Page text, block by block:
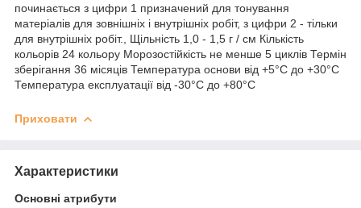
починається з цифри 1 призначений для тонування
матеріалів для зовнішніх і внутрішніх робіт, з цифри 2 - тільки
для внутрішніх робіт., Щільність 1,0 - 1,5 г / см Кількість
кольорів 24 кольору Морозостійкість не менше 5 циклів Термін
зберігання 36 місяців Температура основи від +5°С до +30°С
Температура експлуатації від -30°С до +80°С
Приховати
Характеристики
Основні атрибути